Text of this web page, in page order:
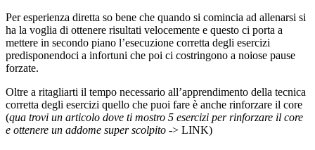
Per esperienza diretta so bene che quando si comincia ad allenarsi si
ha la voglia di ottenere risultati velocemente e questo ci porta a
mettere in secondo piano l’esecuzione corretta degli esercizi
predisponendoci a infortuni che poi ci costringono a noiose pause
forzate.
Oltre a ritagliarti il tempo necessario all’apprendimento della tecnica
corretta degli esercizi quello che puoi fare è anche rinforzare il core
(qua trovi un articolo dove ti mostro 5 esercizi per rinforzare il core
e ottenere un addome super scolpito -> LINK)